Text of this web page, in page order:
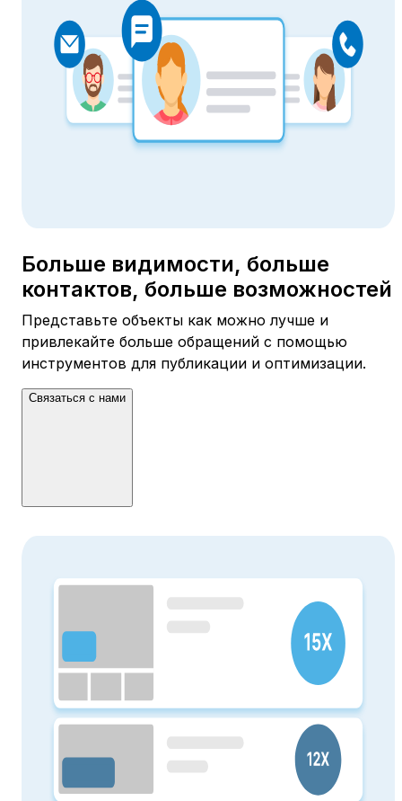
Больше видимости, больше
контактов, больше возможностей
Представьте объекты как можно лучше и
привлекайте больше обращений с помощью
инструментов для публикации и оптимизации.
Связаться с нами